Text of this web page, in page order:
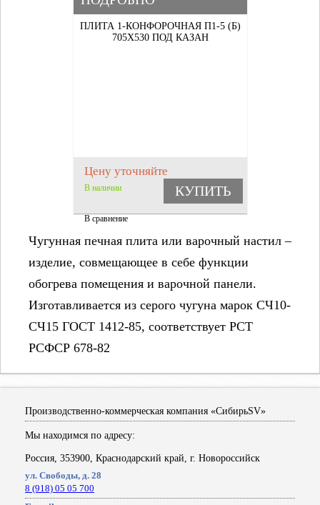
ПЛИТА 1-КОНФОРОЧНАЯ П1-5 (Б)
705Х530 ПОД КАЗАН
Цену уточняйте
В наличии КУПИТЬ
В сравнение
Чугунная печная плита или варочный настил –
изделие, совмещающее в себе функции
обогрева помещения и варочной панели.
Изготавливается из серого чугуна марок СЧ10-
СЧ15 ГОСТ 1412-85, соответствует РСТ
РСФСР 678-82
Производственно-коммерческая компания «СибирьSV»
Мы находимся по адресу:
Россия, 353900, Краснодарский край, г. Новороссийск
ул. Свободы, д. 28
8 (918) 05 05 700